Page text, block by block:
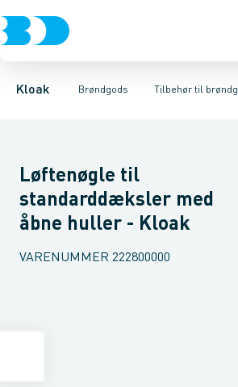
Kloak Brøndgods
Rør & fittingsBrønde Brøndgods
Tilbehør til
Kegler, dæksler & topringeKarme &
Pakninger & justeringsringe
Løftenøgle til
standarddæksler med
åbne huller - Kloak
VARENUMMER 222800000